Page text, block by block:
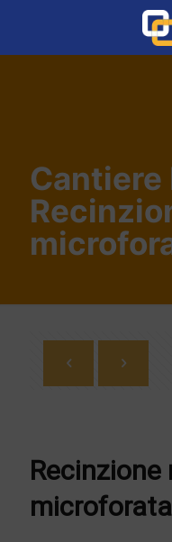
Cantiere
Recinzione
microforata